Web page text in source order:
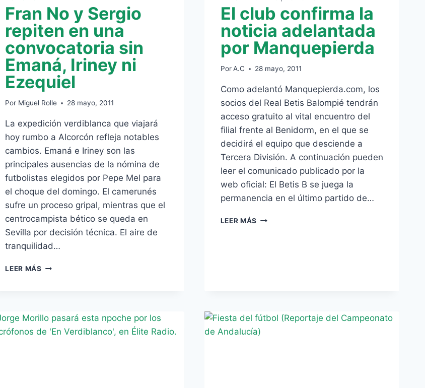
Fran No y Sergio
repiten en una
convocatoria sin
Emaná, Iriney ni
Ezequiel
Por Miguel Rolle 28 mayo, 2011
La expedición verdiblanca que viajará
hoy rumbo a Alcorcón refleja notables
cambios. Emaná e Iriney son las
principales ausencias de la nómina de
futbolistas elegidos por Pepe Mel para
el choque del domingo. El camerunés
sufre un proceso gripal, mientras que el
centrocampista bético se queda en
Sevilla por decisión técnica. El aire de
tranquilidad…
LEER MÁS FRAN
EN
UNA
El club confirma la
noticia adelantada
por Manquepierda
Por A.C 28 mayo, 2011
Como adelantó Manquepierda.com, los
socios del Real Betis Balompié tendrán
acceso gratuito al vital encuentro del
filial frente al Benidorm, en el que se
decidirá el equipo que desciende a
Tercera División. A continuación pueden
leer el comunicado publicado por la
web oficial: El Betis B se juega la
permanencia en el último partido de…
LEER MÁS